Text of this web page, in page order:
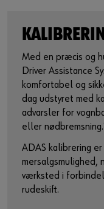
Med en præcis og
Driver Assistance
komfortabel og
dag udstyret med
advarsler for
eller
ADAS kalibrering
mersalgsmulighed,
værksted i
rudeskift.